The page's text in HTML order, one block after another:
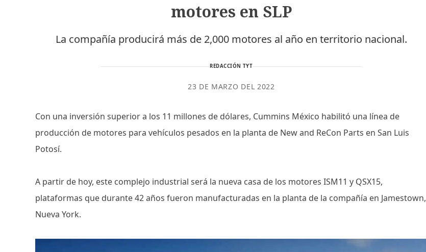
motores en SLP
La compañía producirá más de 2,000 motores al año en territorio nacional.
REDACCIÓN TYT
23 DE MARZO DEL 2022
Con una inversión superior a los 11 millones de dólares, Cummins México habilitó una línea de
producción de motores para vehículos pesados en la planta de New and ReCon Parts en San Luis
Potosí.
A partir de hoy, este complejo industrial será la nueva casa de los motores ISM11 y QSX15,
plataformas que durante 42 años fueron manufacturadas en la planta de la compañía en Jamestown,
Nueva York.